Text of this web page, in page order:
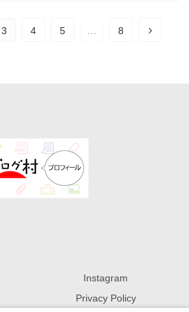
3 4 5 8
Instagram
Privacy Policy